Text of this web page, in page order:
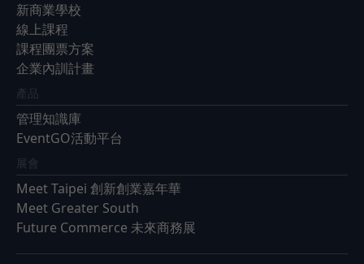
新商業學校
線上課程
課程團票方案
企業內訓計畫
產品
管理知識庫
EventGO活動平台
展會
Meet Taipei 創新創業嘉年華
Meet Greater South
Future Commerce 未來商務展